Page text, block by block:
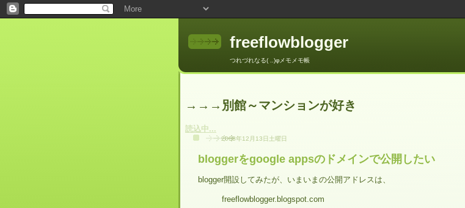
freeflowblogger
つれづれなる( ..)φメモメモ帳
→→→別館～マンションが好き
読込中...
2008年12月13日土曜日
bloggerをgoogle appsのドメインで公開したい
blogger開設してみたが、いまいまの公開アドレスは、
freeflowblogger.blogspot.com